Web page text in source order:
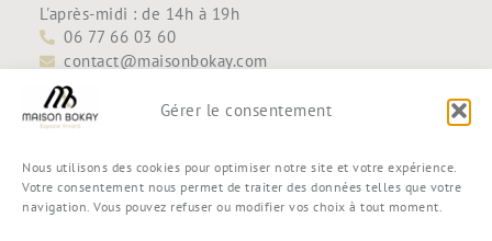
Gérer le consentement
Nous utilisons des cookies pour optimiser notre site et votre expérience.
Votre consentement nous permet de traiter des données telles que votre
navigation. Vous pouvez refuser ou modifier vos choix à tout moment.
L'après-midi : de 14h à 19h
06 77 66 03 60
contact@maisonbokay.com
Découvrir
Accueil
Maison Bokay
Contact
Boutique
Mon compte